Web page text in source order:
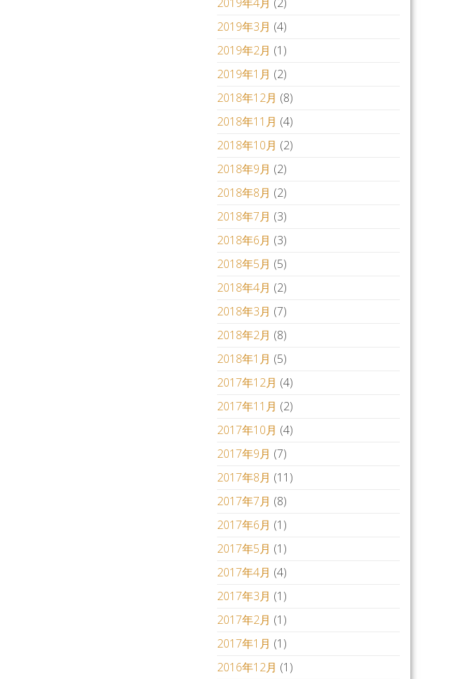
2019年3月 (4)
2019年2月 (1)
2019年1月 (2)
2018年12月 (8)
2018年11月 (4)
2018年10月 (2)
2018年9月 (2)
2018年8月 (2)
2018年7月 (3)
2018年6月 (3)
2018年5月 (5)
2018年4月 (2)
2018年3月 (7)
2018年2月 (8)
2018年1月 (5)
2017年12月 (4)
2017年11月 (2)
2017年10月 (4)
2017年9月 (7)
2017年8月 (11)
2017年7月 (8)
2017年6月 (1)
2017年5月 (1)
2017年4月 (4)
2017年3月 (1)
2017年2月 (1)
2017年1月 (1)
2016年12月 (1)